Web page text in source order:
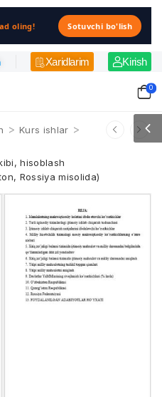
oling! Sotuvchi bo'lish
Xaridlarim Kirish
0
> Kurs ishlar >
hisoblash
Rossiya misolida)